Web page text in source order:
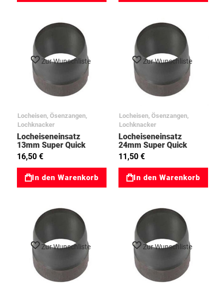
Zur Wunschliste
Locheisen, Ösenzangen,
Lochknacker
Locheiseneinsatz
13mm Super Quick
16,50 €
In den Warenkorb
Zur Wunschliste
Locheisen, Ösenzangen,
Lochknacker
Locheiseneinsatz
24mm Super Quick
97594356
11,50 €
In den Warenkorb
Zur Wunschliste Zur Wunschliste